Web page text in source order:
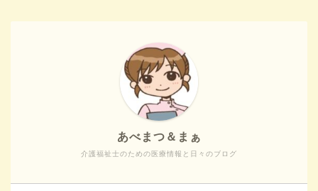
介護福祉士のための医療情報と日々のブログ
あべまつ＆まぁ